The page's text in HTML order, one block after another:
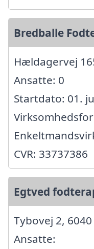
Bredballe
Hældagervej
Ansatte: 0
Startdato: 01.
CVR: 33737386
Egtved
Tybovej 2,
Ansatte: